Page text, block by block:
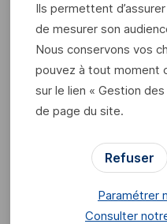
Attention : ces
connaître des variations
Un fonds obligataire peut
7% une année et perdre 3
performances négatives
obligations ont une valeur
positivement ou
Les fonds obligataires
intéressante pour vos
Ils permettent
de mesurer son
Nous conservons vos
pouvez à tout moment
sur le lien « Gestion
de page du site.
Refuser
Paramétrer
Consulter